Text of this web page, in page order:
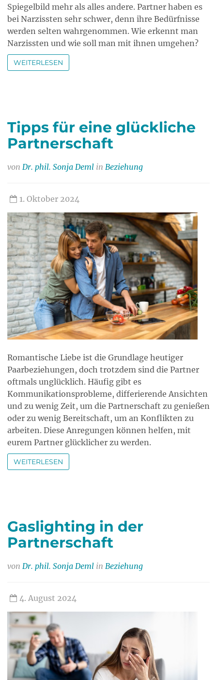
Spiegelbild mehr als alles andere. Partner haben es
bei Narzissten sehr schwer, denn ihre Bedürfnisse
werden selten wahrgenommen. Wie erkennt man
Narzissten und wie soll man mit ihnen umgehen?
WEITERLESEN
Tipps für eine glückliche
Partnerschaft
von Dr. phil. Sonja Deml in Beziehung
1. Oktober 2024
Romantische Liebe ist die Grundlage heutiger
Paarbeziehungen, doch trotzdem sind die Partner
oftmals unglücklich. Häufig gibt es
Kommunikationsprobleme, differierende Ansichten
und zu wenig Zeit, um die Partnerschaft zu genießen
oder zu wenig Bereitschaft, um an Konflikten zu
arbeiten. Diese Anregungen können helfen, mit
eurem Partner glücklicher zu werden.
WEITERLESEN
Gaslighting in der
Partnerschaft
von Dr. phil. Sonja Deml in Beziehung
4. August 2024